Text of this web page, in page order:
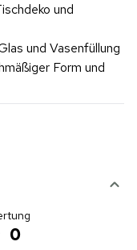
und
und Vasenfüllung
Form und
0